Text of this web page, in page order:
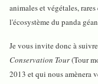
animales et végétales,
l'écosystème du panda
Je vous invite donc à
Conservation Tour(Tour
2013 et qui nous amènera